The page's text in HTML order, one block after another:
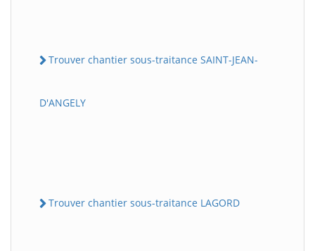
Trouver chantier sous-traitance SAINT-JEAN-
D'ANGELY
Trouver chantier sous-traitance LAGORD